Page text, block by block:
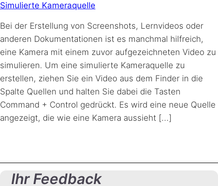
Simulierte Kameraquelle
Bei der Erstellung von Screenshots, Lernvideos oder
anderen Dokumentationen ist es manchmal hilfreich,
eine Kamera mit einem zuvor aufgezeichneten Video zu
simulieren. Um eine simulierte Kameraquelle zu
erstellen, ziehen Sie ein Video aus dem Finder in die
Spalte Quellen und halten Sie dabei die Tasten
Command + Control gedrückt. Es wird eine neue Quelle
angezeigt, die wie eine Kamera aussieht [...]
Ihr Feedback